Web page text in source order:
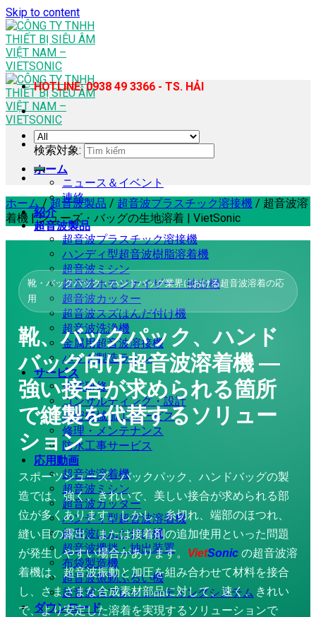
Skip to content
ホーム
ニュース＆イベント
連絡
紹介
超音波製品
超音波プラスチック溶接機
ハンディ型超音波樹脂溶着機
超音波ミシン
超音波ホモジナイザー・抽出機
超音波カッター
超音波スズはんだ付け機
超音波洗浄機
金属用超音波溶接機
バッグ製造ライン
サービス
企業研修
コンサルティング・設計
精密機械加工サービス
修理・メンテナンス
防水工事サービス
応用動画
超音波溶着機
超音波ミシン
超音波カッター
ハンディ型超音波溶着機
超音波はんだ付け機
超音波攪拌・抽出装置
布袋製造機
超音波振動ふるい機
超音波スプレーコーティングシステム
ダウンロード
HOTLINE: 0938 49 3366 - TS. HẢI
検索対象:
ホーム / 超音波製品 / 超音波プラスチック溶接機 / 超音波溶
着機 | シューズ・バッグの生地溶着 | VietSonic
靴・バックパック・ハンドバッグ業界における超音波溶着の応
用
靴、バックパック、ハンド
バッグ向け超音波溶着機 ―
強い接合が求められる箇所
で縫製を代替するソリュー
ション
スポーツシューズ、バックパック、ハンドバッグの製
造では、強く、きれいで、美しい接合が求められる部
位が多くあります。しかし、糸切れ、端部のほつれ、
縫い目の露出、または接着剤の追加使用といった問題
が発生しやすい場合があります。 VietSonic の超音波溶
着機は、超音波振動と加圧を組み合わせて材料を接合
し、さまざまな合成素材部品に対して、速く、きれい
で、より安定した溶着を実現するソリューションで